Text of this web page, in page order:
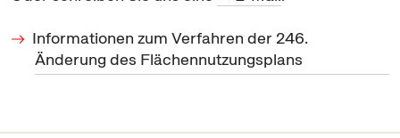
Informationen zum Verfahren der 246.
Änderung des Flächennutzungsplans